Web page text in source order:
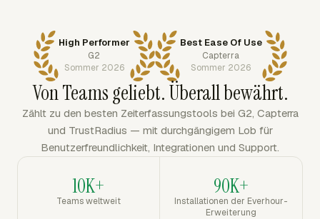
High Performer
G2
Sommer 2026
Best Ease Of Use
Capterra
Sommer 2026
Von Teams geliebt. Überall bewährt.
Zählt zu den besten Zeiterfassungstools bei G2, Capterra
und TrustRadius — mit durchgängigem Lob für
Benutzerfreundlichkeit, Integrationen und Support.
10K+
Teams weltweit
90K+
Installationen der Everhour-
Erweiterung